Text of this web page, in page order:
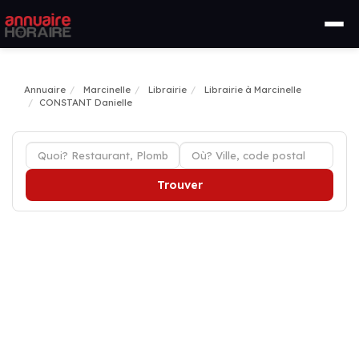
Annuaire Marcinelle Librairie
Librairie à Marcinelle
CONSTANT Danielle
Trouver